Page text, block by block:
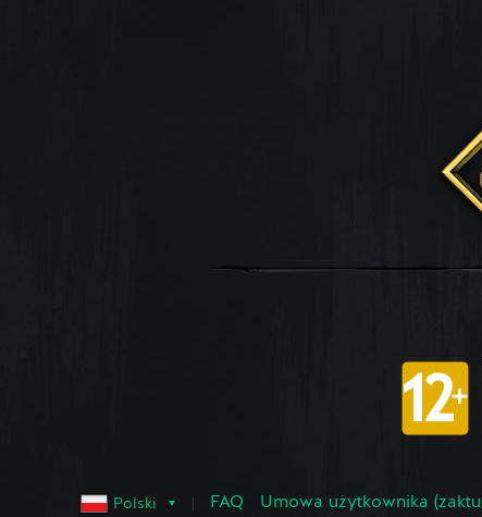
Polski FAQ Umowa użytkownika